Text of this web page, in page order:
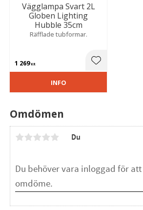
Omdömen
Du
Vägglampa Svart 2L
Globen Lighting
Hubble 35cm
Räfflade tubformar.
1 269KR Lägg till i
INFO